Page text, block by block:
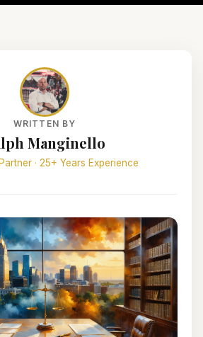
WRITTEN BY
Manginello
· 25+ Years Experience